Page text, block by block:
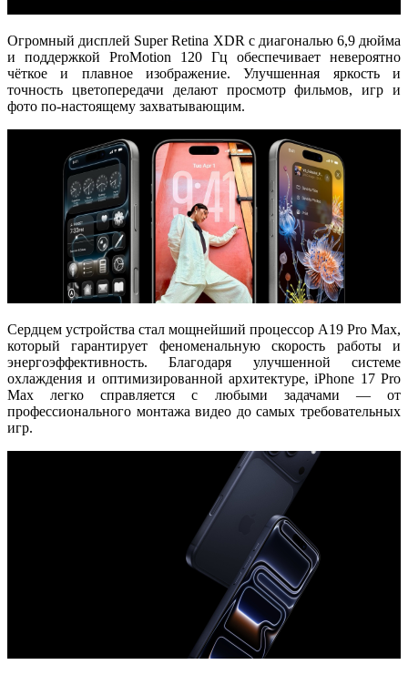
Огромный дисплей Super Retina XDR с диагональю 6,9 дюйма
и поддержкой ProMotion 120 Гц обеспечивает невероятно
чёткое и плавное изображение. Улучшенная яркость и
точность цветопередачи делают просмотр фильмов, игр и
фото по-настоящему захватывающим.
Сердцем устройства стал мощнейший процессор A19 Pro Max,
который гарантирует феноменальную скорость работы и
энергоэффективность. Благодаря улучшенной системе
охлаждения и оптимизированной архитектуре, iPhone 17 Pro
Max легко справляется с любыми задачами — от
профессионального монтажа видео до самых требовательных
игр.